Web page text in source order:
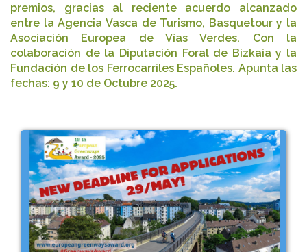
premios, gracias al reciente acuerdo alcanzado
entre la Agencia Vasca de Turismo, Basquetour y la
Asociación Europea de Vías Verdes. Con la
colaboración de la Diputación Foral de Bizkaia y la
Fundación de los Ferrocarriles Españoles. Apunta las
fechas: 9 y 10 de Octubre 2025.